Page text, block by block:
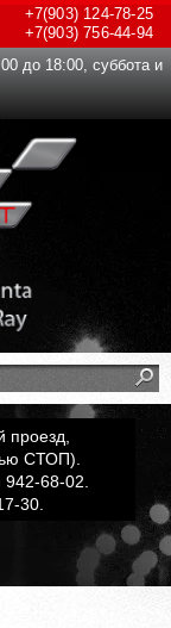
+7(903)124-78-25
+7(903)756-44-94
до 18:00, суббота и
проезд,
СТОП).
68-02.
30.